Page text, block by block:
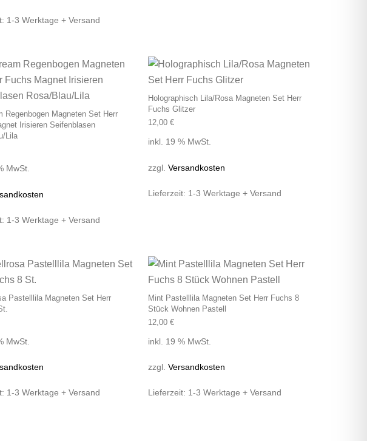
1-3 Werktage + Versand
Regenbogen Magneten Set Herr
Irisieren Seifenblasen
Lila
MwSt.
1-3 Werktage + Versand
Holographisch Lila/Rosa Magneten Set Herr
Fuchs Glitzer
12,00 €
inkl. 19 % MwSt.
zzgl. Versandkosten
Lieferzeit: 1-3 Werktage + Versand
Pastelllila Magneten Set Herr
MwSt.
1-3 Werktage + Versand
Mint Pastelllila Magneten Set Herr Fuchs 8
Stück Wohnen Pastell
12,00 €
inkl. 19 % MwSt.
zzgl. Versandkosten
Lieferzeit: 1-3 Werktage + Versand